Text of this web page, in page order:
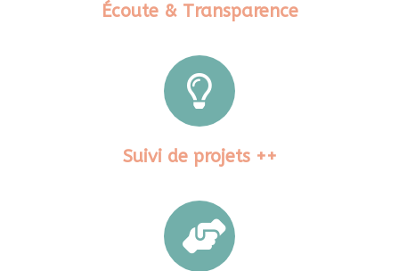
Écoute & Transparence
Suivi de projets ++